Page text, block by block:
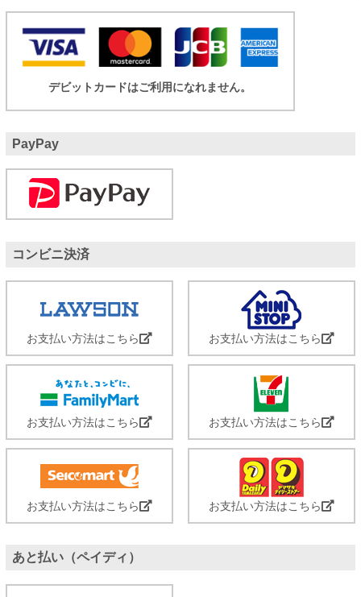
デビットカードはご利用になれません。
PayPay
コンビニ決済
お支払い方法はこちら お支払い方法はこちら
お支払い方法はこちら お支払い方法はこちら
お支払い方法はこちら お支払い方法はこちら
あと払い（ペイディ）